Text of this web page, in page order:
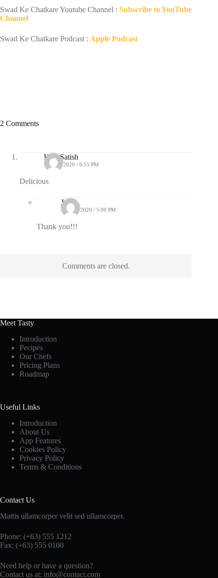
Swad Ke Chatkare Youtube Channel : Subscribe to YouTube
Channel
Swad Ke Chatkare Podcast : Apple Podcast
2 Comments
Kirti Satish
MAY 5, 2020 / 6:55 PM
Delicious
Jyoti
MAY 6, 2020 / 5:00 PM
Thank you!!!
Comments are closed.
Meet Tasty
Introduction
Pecipes
Our Chefs
Pricing Plans
Roadmap
Useful Links
Introduction
About Us
App Features
Cookies Policy
Privacy Policy
Terms & Conditions
Contact Us
Mattis ullamcorper velit sed ullamcorper.
Phone: (+63) 555 1212
Fax: (+63) 555 0100
Need help or have a question?
Contact us at: info@contact.com